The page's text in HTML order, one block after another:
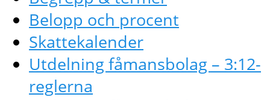
Belopp och procent
Skattekalender
Utdelning fåmansbolag – 3:12-
reglerna